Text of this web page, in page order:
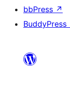
bbPress ↗
BuddyPress